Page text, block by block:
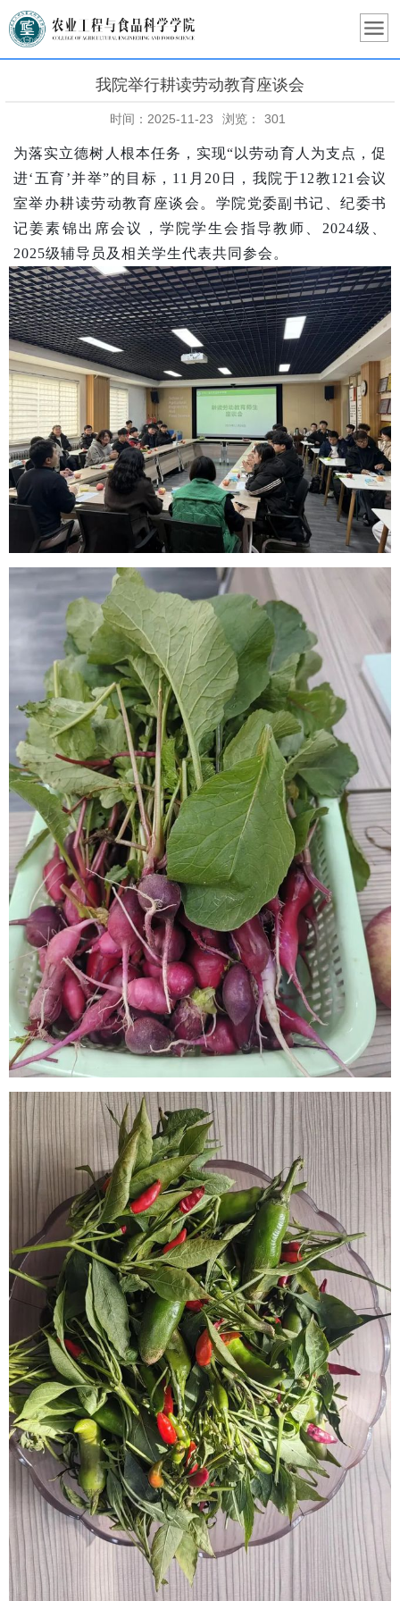
我院举行耕读劳动教育座谈会
时间：2025-11-23 浏览： 301
为落实立德树人根本任务，实现“以劳动育人为支点，促
进‘五育’并举”的目标，11月20日，我院于12教121会议
室举办耕读劳动教育座谈会。学院党委副书记、纪委书
记姜素锦出席会议，学院学生会指导教师、2024级、
2025级辅导员及相关学生代表共同参会。